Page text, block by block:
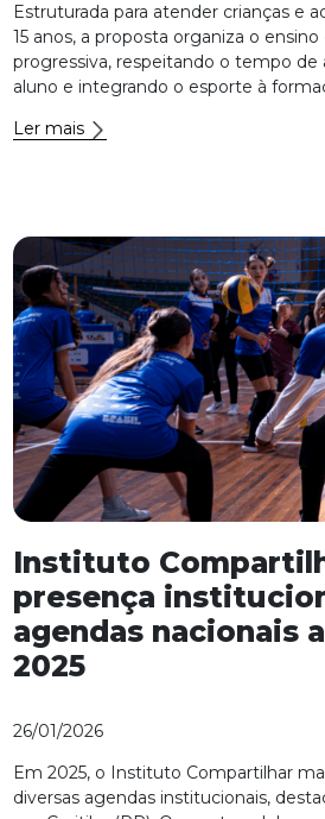
Estruturada para atender crianças e
15 anos, a proposta organiza o
progressiva, respeitando o tempo de
aluno e integrando o esporte à
Ler mais
Instituto
presença
agendas nacionais
2025
26/01/2026
Em 2025, o Instituto Compartilhar
diversas agendas institucionais,